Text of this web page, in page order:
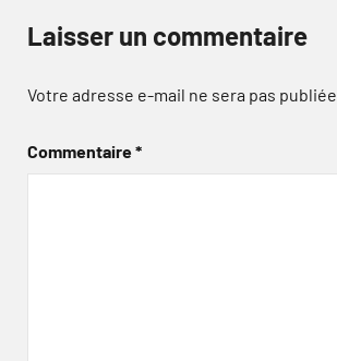
Laisser un commentaire
Votre adresse e-mail ne sera pas publiée.
Commentaire*